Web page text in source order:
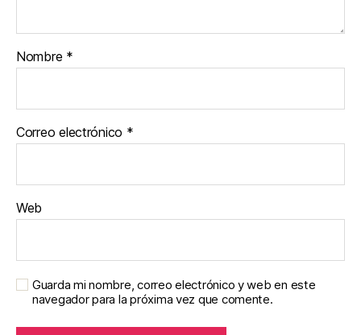
Nombre *
Correo electrónico *
Web
Guarda mi nombre, correo electrónico y web en este
navegador para la próxima vez que comente.